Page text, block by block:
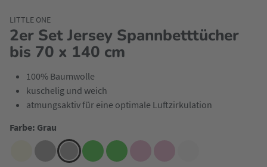
2er Set Jersey Spannbetttücher
bis 70 x 140 cm
LITTLE ONE
100% Baumwolle
kuschelig und weich
atmungsaktiv für eine optimale Luftzirkulation
Farbe: Grau